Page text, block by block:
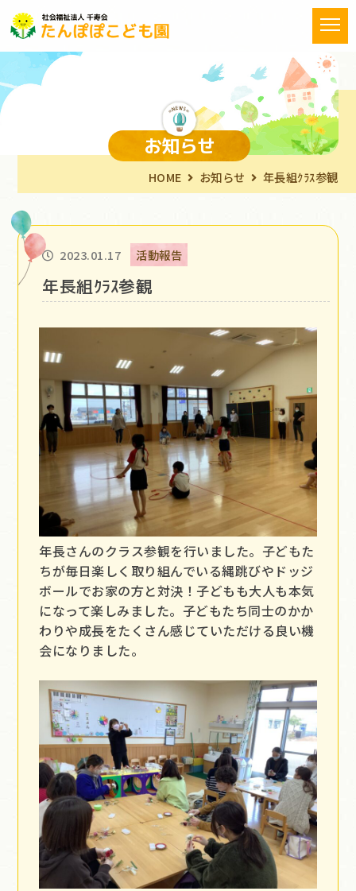
お知らせ
HOME お知らせ 年長組ｸﾗｽ参観
2023.01.17 活動報告
年長組ｸﾗｽ参観
年長さんのクラス参観を行いました。子どもた
ちが毎日楽しく取り組んでいる縄跳びやドッジ
ボールでお家の方と対決！子どもも大人も本気
になって楽しみました。子どもたち同士のかか
わりや成長をたくさん感じていただける良い機
会になりました。